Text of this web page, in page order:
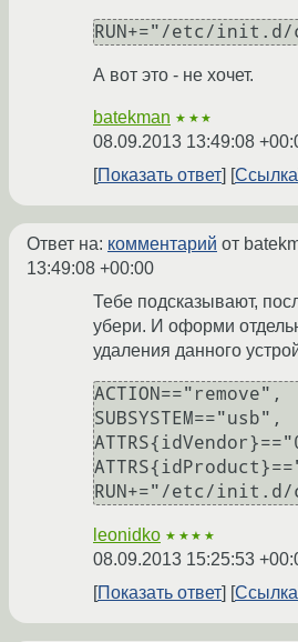
RUN+="/etc/
А вот это - не хочет.
batekman ★★★
08.09.2013 13:49:08
Показать ответ Ссылка
Ответ на: комментарий от
13:49:08 +00:00
Тебе подсказывают,
убери. И оформи
удаления данного
ACTION=="remove",
SUBSYSTEM=="usb",
RUN+="/etc/init.d/
leonidko ★★★★
08.09.2013 15:25:53
Показать ответ
Ссылка